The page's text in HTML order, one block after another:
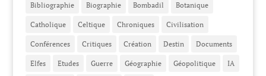
Bibliographie Biographie Bombadil Botanique
Catholique Celtique Chroniques Civilisation
Conférences Critiques Création Destin Documents
Elfes Etudes Guerre Géographie Géopolitique IA